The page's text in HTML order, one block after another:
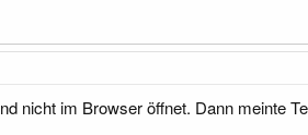
nicht im Browser öffnet. Dann meinte